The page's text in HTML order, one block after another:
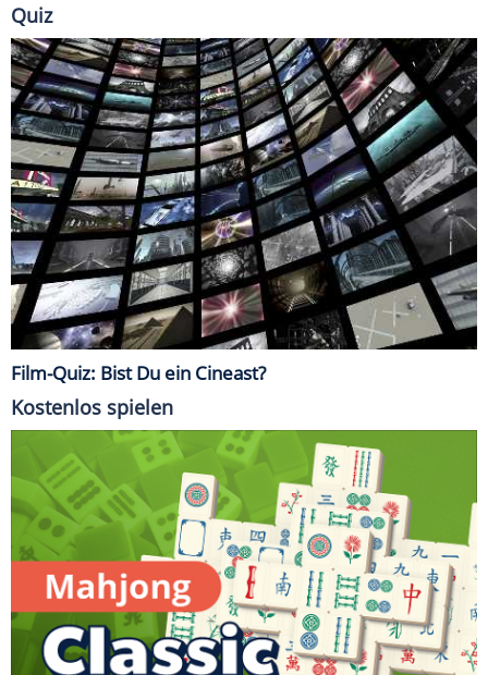
Quiz
Film-Quiz: Bist Du ein Cineast?
Kostenlos spielen